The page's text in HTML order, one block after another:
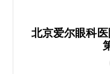
北京爱尔眼科